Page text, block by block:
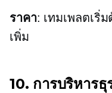
ราคา: เทมเพลตเริ่
เพิ่ม
10. การบริหาร